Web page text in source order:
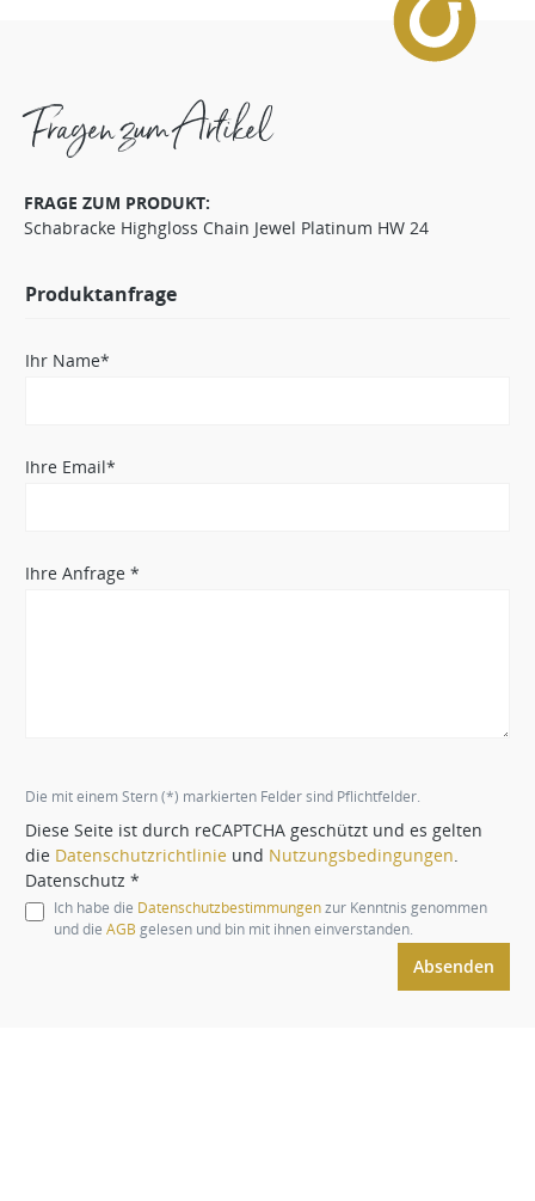
Fragen zum Artikel
FRAGE ZUM PRODUKT:
Schabracke Highgloss Chain Jewel Platinum HW 24
Produktanfrage
Ihr Name*
Ihre Email*
Ihre Anfrage *
Die mit einem Stern (*) markierten Felder sind Pflichtfelder.
Diese Seite ist durch reCAPTCHA geschützt und es gelten
die Datenschutzrichtlinie und Nutzungsbedingungen
Datenschutz *
Ich habe die Datenschutzbestimmungenzur Kenntnis genommen
und die AGB gelesen und bin mit ihnen einverstanden.
Absenden